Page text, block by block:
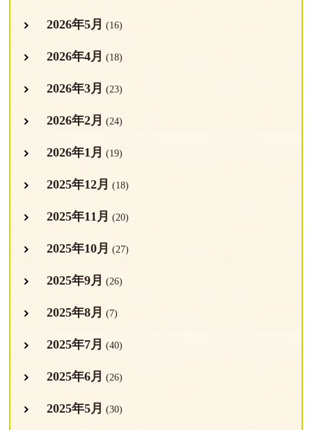
2026年5月 (16)
2026年4月 (18)
2026年3月 (23)
2026年2月 (24)
2026年1月 (19)
2025年12月 (18)
2025年11月 (20)
2025年10月 (27)
2025年9月 (26)
2025年8月 (7)
2025年7月 (40)
2025年6月 (26)
2025年5月 (30)